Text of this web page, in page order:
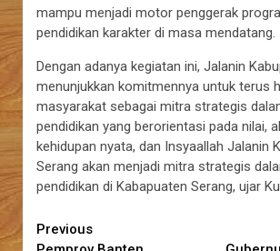
mampu menjadi motor penggerak
pendidikan karakter di masa mendatang.
Dengan adanya kegiatan ini, Jalanin
menunjukkan komitmennya untuk terus
masyarakat sebagai mitra strategis
pendidikan yang berorientasi pada nilai,
kehidupan nyata, dan Insyaallah Jalanin
Serang akan menjadi mitra strategis
pendidikan di Kabapuaten Serang, ujar
Continue
Previous